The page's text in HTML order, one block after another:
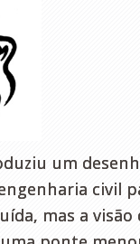
um
civil
mas a visão